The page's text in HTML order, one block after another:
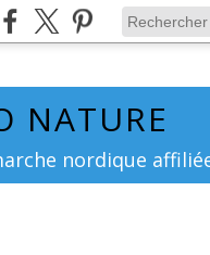
NATURE
nordique affiliée